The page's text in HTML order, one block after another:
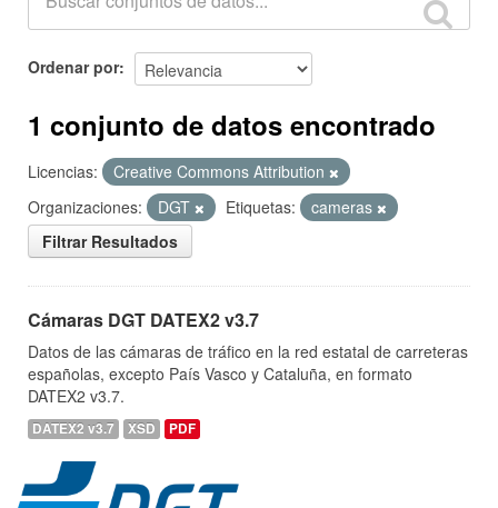
Ordenar por
1 conjunto de datos encontrado
Licencias:
Creative Commons Attribution
Organizaciones:
DGT Etiquetas:
cameras
Filtrar Resultados
Cámaras DGT DATEX2 v3.7
Datos de las cámaras de tráfico en la red estatal de carreteras
españolas, excepto País Vasco y Cataluña, en formato
DATEX2 v3.7.
DATEX2 v3.7 XSD PDF